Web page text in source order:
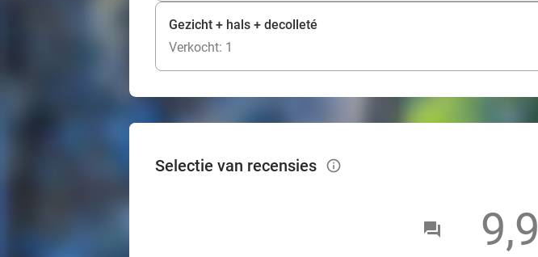
Gezicht + hals + decolleté
Verkocht: 1
Selectie van recensies info_outlined
9,9